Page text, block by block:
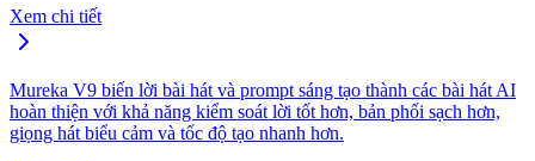
Xem chi tiết
Mureka V9 biến lời bài hát và prompt sáng tạo thành các bài hát AI
hoàn thiện với khả năng kiểm soát lời tốt hơn, bản phối sạch hơn,
giọng hát biểu cảm và tốc độ tạo nhanh hơn.